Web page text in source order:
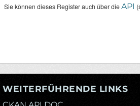
Sie können dieses Register auch über dieAPI
WEITERFÜHRENDE LINKS